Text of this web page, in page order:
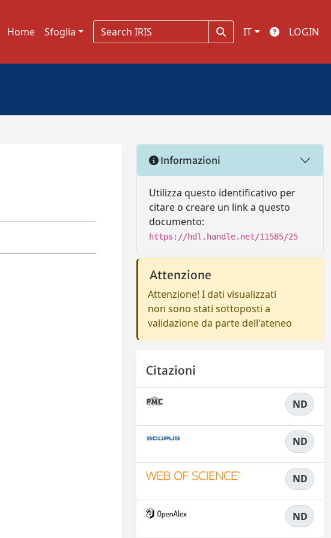
Home Sfoglia IT LOGIN
Informazioni
Utilizza questo identificativo per
citare o creare un link a questo
documento:
https://hdl.handle.net/11585/25
Attenzione
Attenzione! I dati visualizzati
non sono stati sottoposti a
validazione da parte dell'ateneo
Citazioni
ND
ND
ND
ND